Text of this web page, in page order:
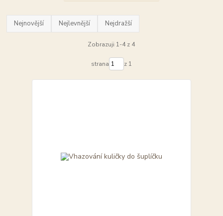
Nejnovější Nejlevnější Nejdražší
Zobrazuji 1-4 z 4
strana z 1